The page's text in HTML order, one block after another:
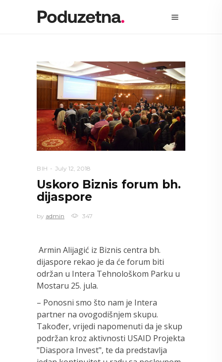
BIH July 12, 2018
Uskoro Biznis forum bh.
dijaspore
by admin 347
Armin Alijagić iz Biznis centra bh.
dijaspore rekao je da će forum biti
održan u Intera Tehnološkom Parku u
Mostaru 25. jula.
– Ponosni smo što nam je Intera
partner na ovogodišnjem skupu.
Također, vrijedi napomenuti da je skup
podržan kroz aktivnosti USAID Projekta
"Diaspora Invest", te da predstavlja